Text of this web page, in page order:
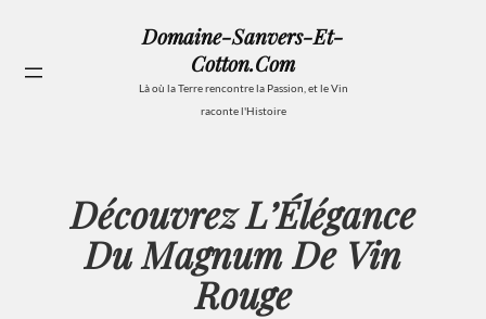
contenu
Domaine-Sanvers-Et-
Cotton.com
Là où la Terre rencontre la Passion, et le Vin
raconte l'Histoire
Découvrez L’Élégance
Du Magnum De Vin
Rouge